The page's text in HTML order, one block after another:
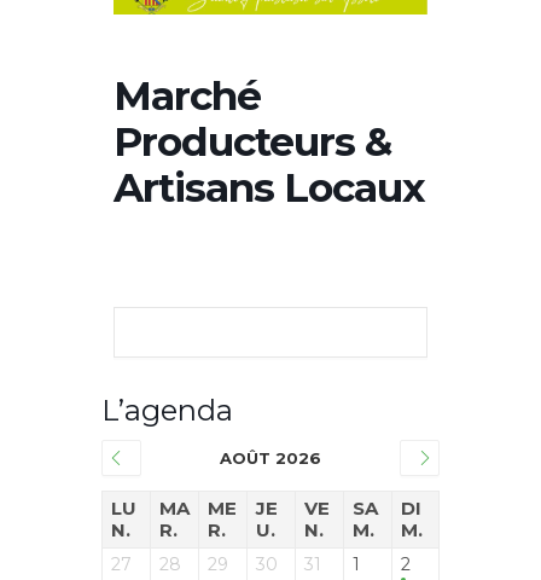
Marché
Producteurs &
Artisans Locaux
L’agenda
AOÛT 2026
LU
N.
MA
R.
ME
R.
JE
U.
VE
N.
SA
M.
DI
M.
27 28 29 30 31 1 2